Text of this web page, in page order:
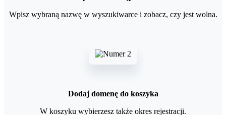
Wpisz wybraną nazwę w wyszukiwarce i zobacz, czy jest wolna.
Dodaj domenę do koszyka
W koszyku wybierzesz także okres rejestracji.